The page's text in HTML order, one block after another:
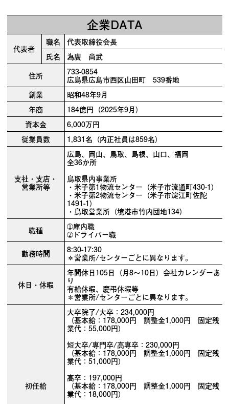
企業DATA
代表者
職名
代表取締役会長
氏名
為廣 尚武
住所
733-0854
広島県広島市西区山田町 539番地
創業
昭和48年9月
年商
184億円（2025年9月）
資本金
6,000万円
従業員数
1,831名（内正社員は859名）
支社・支店・
営業所等
広島、岡山、鳥取、島根、山口、福岡
全36か所
鳥取県内事業所
・米子第1物流センター（米子市流通町430-1）
・米子第2物流センター（米子市淀江町佐陀
1491-1）
・鳥取営業所（境港市竹内団地134）
職種
➀庫内職
➁ドライバー職
勤務時間
8:30-17:30
＊営業所/センターごとに異なります。
休日・休暇
年間休日105日（月8～10日）会社カレンダーあ
り
有給休暇、慶弔休暇等
＊営業所/センターごとに異なります。
初任給
大卒院了/大卒：234,000円
（基本給：178,000円 調整金1,000円 固定残
業代：55,000円）
短大卒/専門卒/高専卒：230,000円
（基本給：178,000円 調整金1,000円 固定残
業代：51,000円）
高卒：197,000円
（基本給：178,000円 調整金1,000円 固定残
業代：18,000円）